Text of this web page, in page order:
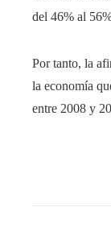
del 46% al
Por tanto, la
la economía
entre 2008 y